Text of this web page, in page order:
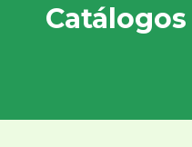
Catálogos